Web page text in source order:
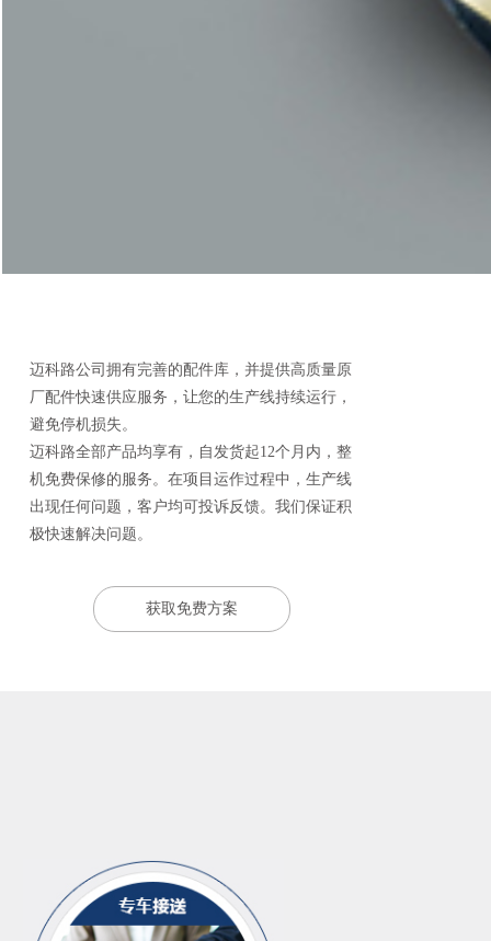
迈科路公司拥有完善的配件库，并提供高质量原
厂配件快速供应服务，让您的生产线持续运行，
避免停机损失。
迈科路全部产品均享有，自发货起12个月内，整
机免费保修的服务。在项目运作过程中，生产线
出现任何问题，客户均可投诉反馈。我们保证积
极快速解决问题。
获取免费方案